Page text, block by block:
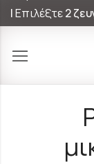
|Επιλέξτε2